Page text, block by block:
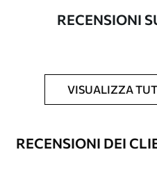
Produzione
Opzioni
È
RECENSIONI
VISUALIZZA
RECENSIONI DEI